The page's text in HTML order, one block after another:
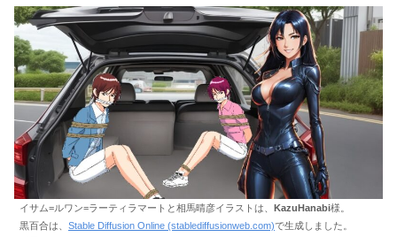
イサム=ルワン=ラーティラマートと相馬晴彦イラストは、 KazuHanabi様。
黒百合は、 Stable Diffusion Online (stablediffusionweb.com)で生成しました。